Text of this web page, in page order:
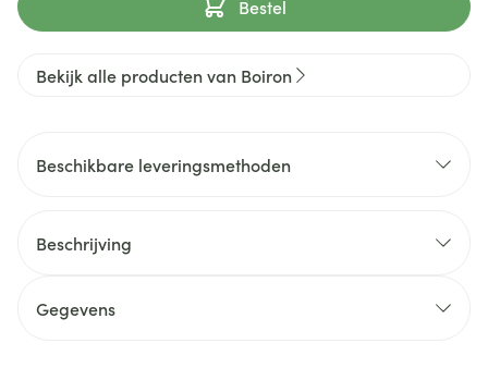
Bestel
Bekijk alle producten van Boiron
Beschikbare leveringsmethoden
Beschrijving
Gegevens